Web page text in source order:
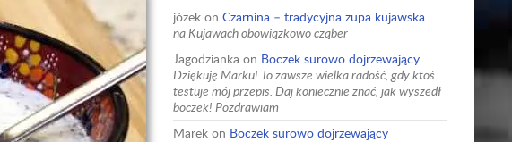
józek on Czarnina – tradycyjna zupa kujawska
na Kujawach obowiązkowo cząber
Jagodzianka on Boczek surowo dojrzewający
Dziękuję Marku! To zawsze wielka radość, gdy ktoś
testuje mój przepis. Daj koniecznie znać, jak wyszedł
boczek! Pozdrawiam
Marek on Boczek surowo dojrzewający